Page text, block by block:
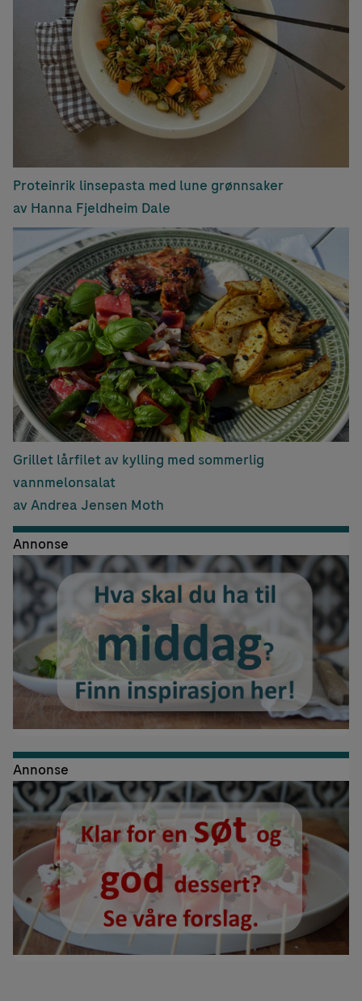
Proteinrik linsepasta med lune grønnsaker
av Hanna Fjeldheim Dale
Grillet lårfilet av kylling med sommerlig
vannmelonsalat
av Andrea Jensen Moth
Annonse
Annonse